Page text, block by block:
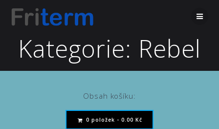
Kategorie: Rebel
Obsah košíku:
0 položek - 0.00 Kč